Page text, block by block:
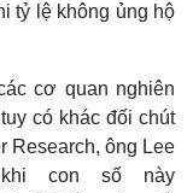
i
n
g
tỷ lệ không ủng hộ
cơ quan nghiên
có khác đối chút
Research, ông Lee
con số này